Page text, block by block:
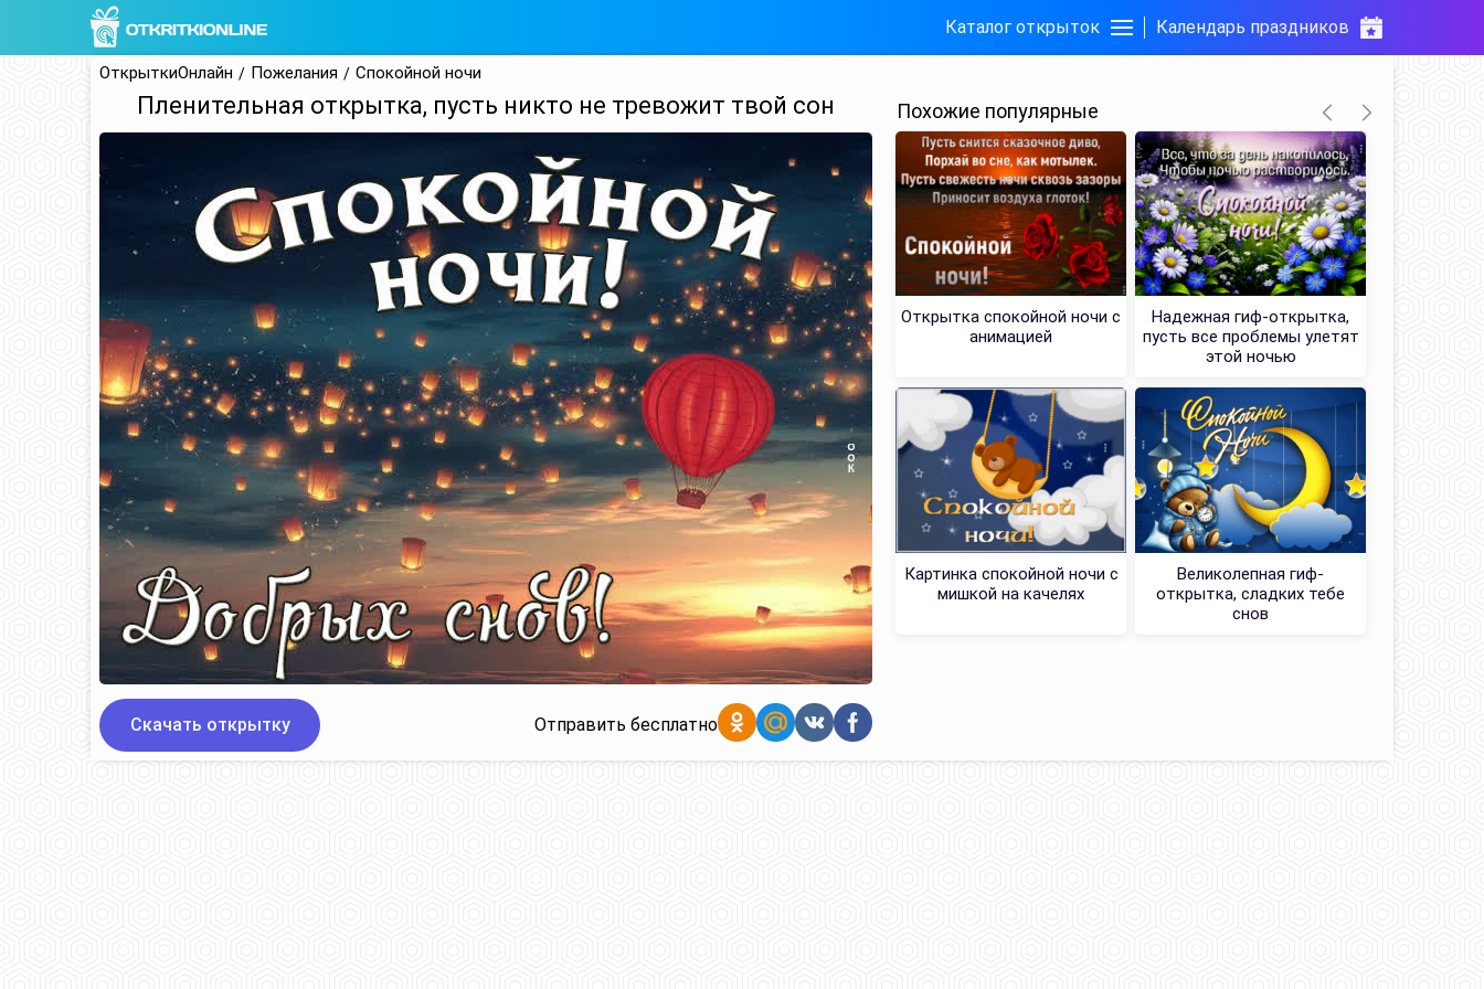
Каталог открыток Календарь праздников
ОткрыткиОнлайн Пожелания Спокойной ночи
Пленительная открытка, пусть никто не тревожит твой сон
Скачать открытку Отправить бесплатно
Похожие популярные
Открытка спокойной ночи с
анимацией
Надежная гиф-открытка,
пусть все проблемы улетят
этой ночью
Картинка спокойной ночи с
мишкой на качелях
Великолепная гиф-
открытка, сладких тебе
снов